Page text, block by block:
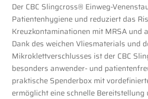
Der CBC Slingcross® Einweg-
Patientenhygiene und reduziert das
Kreuzkontaminationen mit MRSA und
Dank des weichen Vliesmaterials und
Mikroklettverschlusses ist der CBC
besonders anwender- und
praktische Spenderbox mit
ermöglicht eine schnelle